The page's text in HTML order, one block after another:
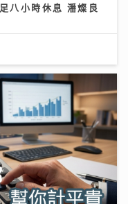
八小時休息 潘燦良